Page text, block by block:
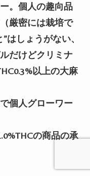
。個人の趣向品
厳密には栽培で
”はしょうがない、
だけどクリミナ
以上の大麻
個人グローワー
の商品の承